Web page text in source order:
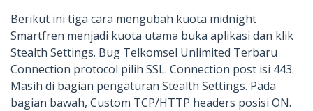
Berikut ini tiga cara mengubah kuota midnight
Smartfren menjadi kuota utama buka aplikasi dan klik
Stealth Settings. Bug Telkomsel Unlimited Terbaru
Connection protocol pilih SSL. Connection post isi 443.
Masih di bagian pengaturan Stealth Settings. Pada
bagian bawah, Custom TCP/HTTP headers posisi ON.